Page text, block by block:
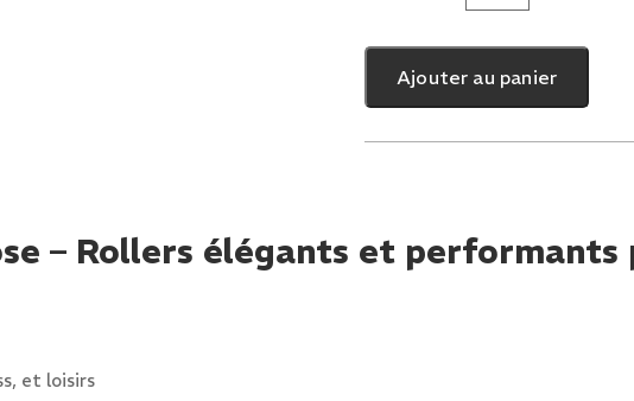
Luna
Skates
Moon
Rose
Ajouter au panier
– Rollers élégants et
et loisirs